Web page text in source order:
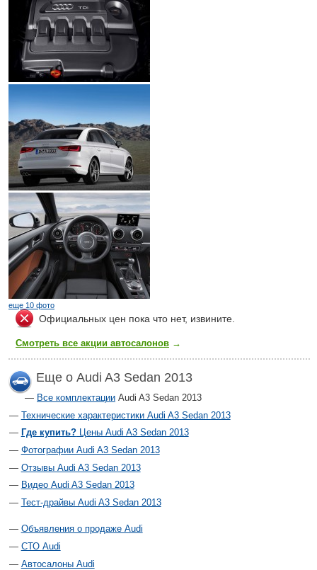
еще 10 фото
Официальных цен пока что нет, извините.
Смотреть все акции автосалонов →
Еще о Audi A3 Sedan 2013
Все комплектации Audi A3 Sedan 2013
Технические характеристики Audi A3 Sedan 2013
Где купить?Цены Audi A3 Sedan 2013
Фотографии Audi A3 Sedan 2013
Отзывы Audi A3 Sedan 2013
Видео Audi A3 Sedan 2013
Тест-драйвы Audi A3 Sedan 2013
Объявления о продаже Audi
СТО Audi
Автосалоны Audi